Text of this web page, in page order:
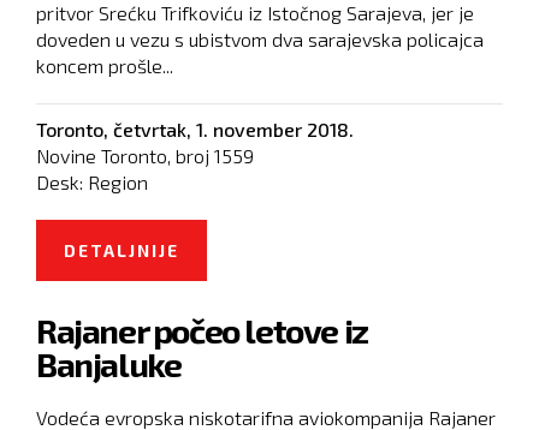
pritvor Srećku Trifkoviću iz Istočnog Sarajeva, jer je
doveden u vezu s ubistvom dva sarajevska policajca
koncem prošle...
Toronto, četvrtak, 1. november 2018.
Novine Toronto, broj 1559
Desk: Region
DETALJNIJE
POLICAJACA U SARAJEVU
Rajaner počeo letove iz
Banjaluke
Vodeća evropska niskotarifna aviokompanija Rajaner